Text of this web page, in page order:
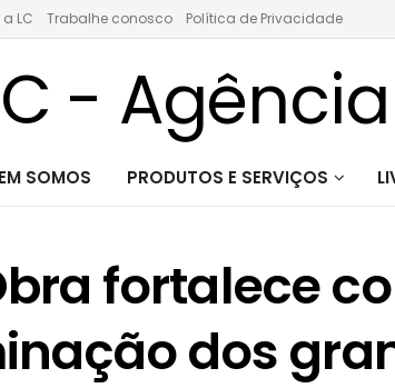
LC Trabalhe conosco Política de Privacidade
SOMOS PRODUTOS E SERVIÇOS
fortalece
dos